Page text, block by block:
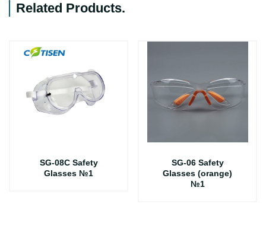
Related Products.
SG-08C Safety
Glasses №1
SG-06 Safety
Glasses (orange)
№1